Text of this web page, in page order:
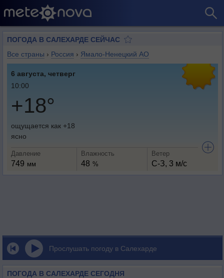
ПОГОДА В САЛЕХАРДЕ СЕЙЧАС
Все страны › Россия › Ямало-Ненецкий АО
6 августа, четверг
10:00
+18°
ощущается как +18
ясно
Давление
749 мм
Влажность
48 %
Ветер
С-З, 3 м/с
Прослушать погоду в Салехарде
ПОГОДА В САЛЕХАРДЕ СЕГОДНЯ